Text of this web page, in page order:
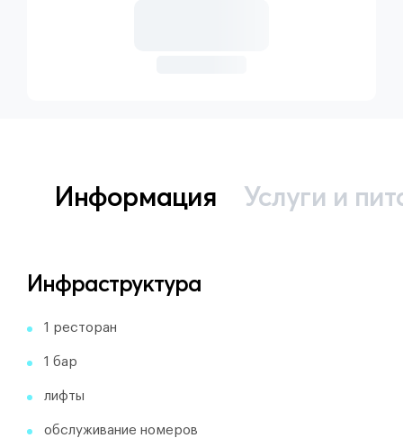
Информация Услуги и
Инфраструктура
1 ресторан
1 бар
лифты
обслуживание номеров